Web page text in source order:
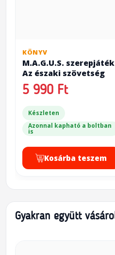
KÖNYV
M.A.G.U.S.
Az északi szövetség
5 990 Ft
Készleten
Azonnal kapható a boltban
is
Kosárba teszem
Gyakran együtt